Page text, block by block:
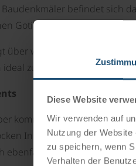
Diese Website
Wir verwenden auf
Nutzung der
zu speichern, wenn
Verhalten der
befindet sich
Gotik erbaut wurde.
über wunderschöne Parks
ideal zum Ausruhen eignen.
kommen in Udine voll auf
Innenraum Kunstwerke
ebenfalls im Palazzo